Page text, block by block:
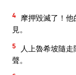
4 摩押毀滅了！
見。
5
人上魯希坡隨
聲。